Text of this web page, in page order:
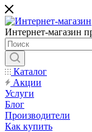
Интернет-магазин
Каталог
Акции
Услуги
Блог
Производители
Как купить